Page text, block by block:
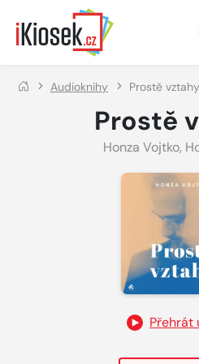
Přejít na hlavní obsah
Audioknihy Prostě vztahy
Prostě
Honza Vojtko,
Přehrát